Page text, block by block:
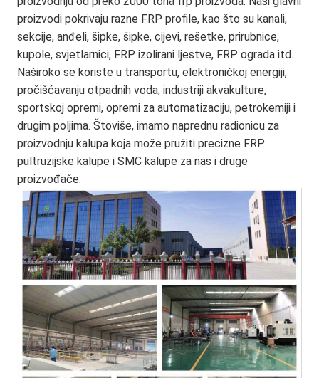
proizvodi pokrivaju razne FRP profile, kao što su kanali,
sekcije, anđeli, šipke, šipke, cijevi, rešetke, prirubnice,
kupole, svjetlarnici, FRP izolirani ljestve, FRP ograda itd.
Naširoko se koriste u transportu, elektroničkoj energiji,
pročišćavanju otpadnih voda, industriji akvakulture,
sportskoj opremi, opremi za automatizaciju, petrokemiji i
drugim poljima. Štoviše, imamo naprednu radionicu za
proizvodnju kalupa koja može pružiti precizne FRP
pultruzijske kalupe i SMC kalupe za nas i druge
proizvođače.